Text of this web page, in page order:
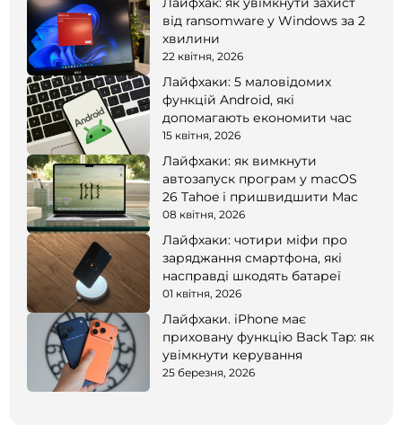
від ransomware у Windows за 2
хвилини
22 квітня, 2026
Лайфхаки: 5 маловідомих
функцій Android, які
допомагають економити час
15 квітня, 2026
Лайфхаки: як вимкнути
автозапуск програм у macOS
26 Tahoe і пришвидшити Mac
08 квітня, 2026
Лайфхаки: чотири міфи про
заряджання смартфона, які
насправді шкодять батареї
01 квітня, 2026
Лайфхаки. iPhone має
приховану функцію Back Tap: як
увімкнути керування
25 березня, 2026